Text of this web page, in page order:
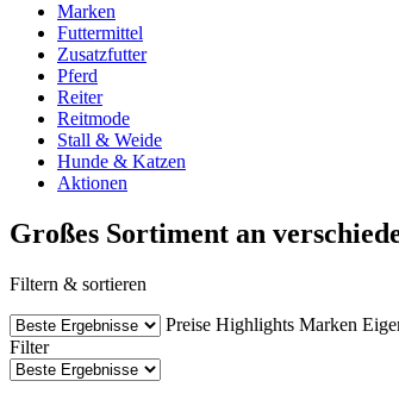
Marken
Futtermittel
Zusatzfutter
Pferd
Reiter
Reitmode
Stall & Weide
Hunde & Katzen
Aktionen
Großes Sortiment an
Filtern & sortieren
Preise Highlights Marken
Filter